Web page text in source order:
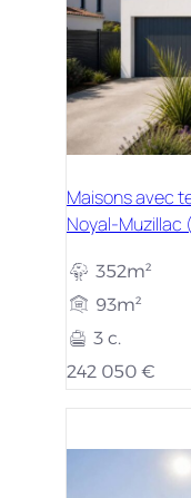
Maisons avec
Noyal-Muzillac
352m²
93m²
3 c.
242 050 €